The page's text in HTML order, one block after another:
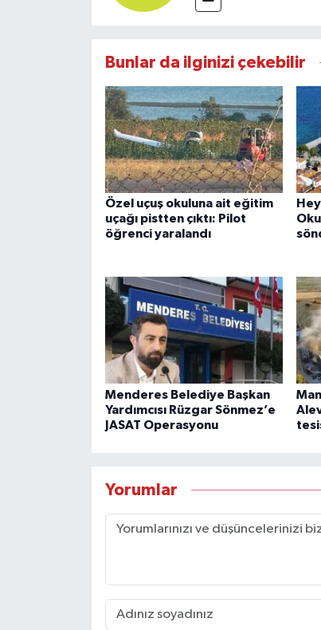
Bunlar da ilginizi çekebilir
Özel uçuş okuluna ait eğitim
uçağı pistten çıktı: Pilot
öğrenci yaralandı
Menderes Belediye Başkan
Yardımcısı Rüzgar Sönmez’e
JASAT Operasyonu
Yorumlar